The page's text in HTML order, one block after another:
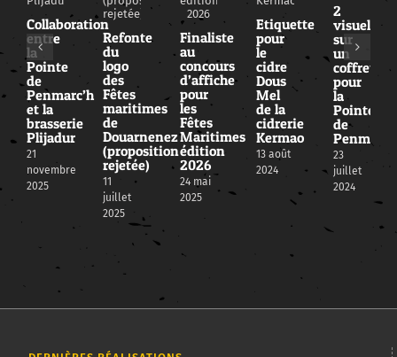
Collaboration
entre
la
Pointe
de
Penmarc’h
et la
brasserie
Plijadur
21
novembre
2025
Refonte
du
logo
des
Fêtes
maritimes
de
Douarnenez
(proposition
rejetée)
11
juillet
2025
Finaliste
au
concours
d’affiche
pour
les
Fêtes
Maritimes
édition
2026
24 mai
2025
Etiquette
pour
le
cidre
Dous
Mel
de la
cidrerie
Kermao
13 août
2024
2
visuels
sur
un
coffret
pour
la
Pointe
de
23
juillet
2024